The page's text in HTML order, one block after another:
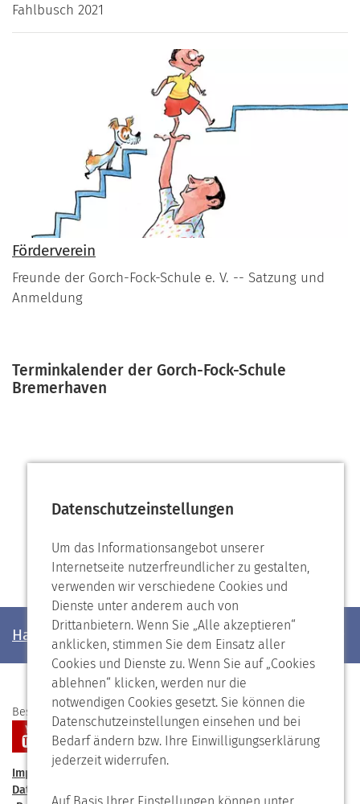
Datenschutzeinstellungen
Um das Informationsangebot unserer
Internetseite nutzerfreundlicher zu gestalten,
verwenden wir verschiedene Cookies und
Dienste unter anderem auch von
Drittanbietern. Wenn Sie „Alle akzeptieren“
anklicken, stimmen Sie dem Einsatz aller
Cookies und Dienste zu. Wenn Sie auf „Cookies
ablehnen“ klicken, werden nur die
notwendigen Cookies gesetzt. Sie können die
Datenschutzeinstellungen einsehen und bei
Bedarf ändern bzw. Ihre Einwilligungserklärung
jederzeit widerrufen.
Fahlbusch 2021
Förderverein
Freunde der Gorch-Fock-Schule e. V. -- Satzung und
Anmeldung
Terminkalender der Gorch-Fock-Schule
Bremerhaven
Haben Sie noch Fragen?
Besuchen Sie uns auf
Impressum
Datenschutzerklärung